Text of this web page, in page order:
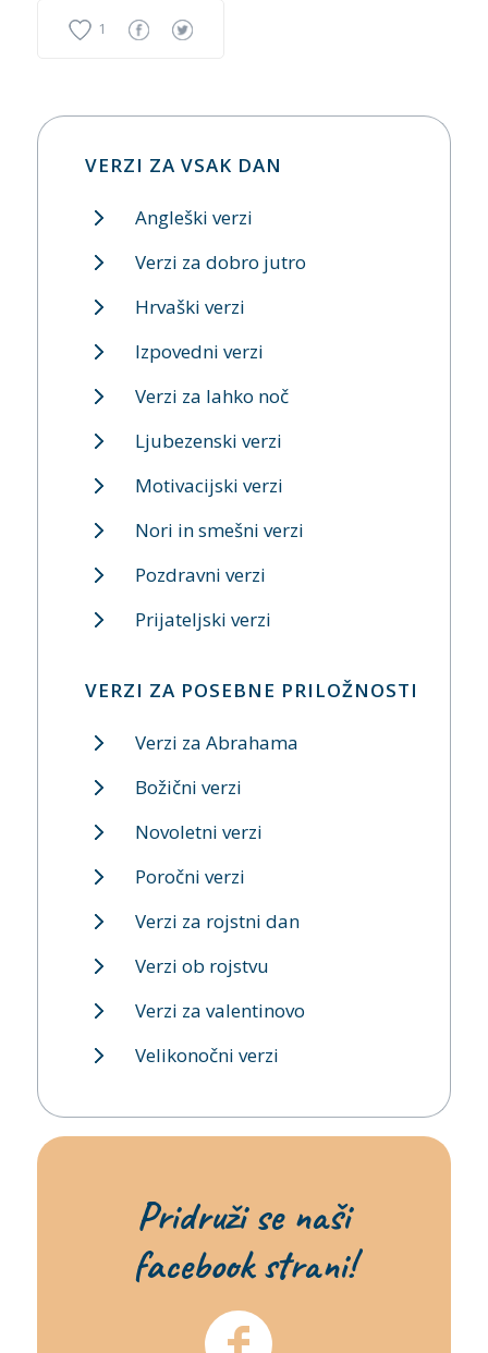
1
VERZI ZA VSAK DAN
Angleški verzi
Verzi za dobro jutro
Hrvaški verzi
Izpovedni verzi
Verzi za lahko noč
Ljubezenski verzi
Motivacijski verzi
Nori in smešni verzi
Pozdravni verzi
Prijateljski verzi
VERZI ZA POSEBNE PRILOŽNOSTI
Verzi za Abrahama
Božični verzi
Novoletni verzi
Poročni verzi
Verzi za rojstni dan
Verzi ob rojstvu
Verzi za valentinovo
Velikonočni verzi
Pridruži se naši
facebook strani!